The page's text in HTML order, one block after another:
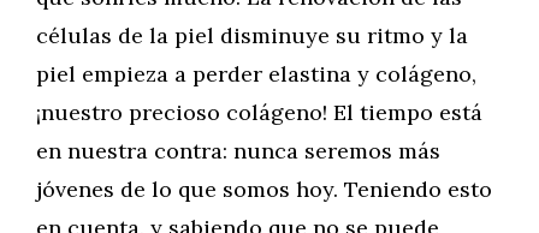
células de la piel disminuye su ritmo y la
piel empieza a perder elastina y colágeno,
¡nuestro precioso colágeno! El tiempo está
en nuestra contra: nunca seremos más
jóvenes de lo que somos hoy. Teniendo esto
en cuenta, y sabiendo que no se puede